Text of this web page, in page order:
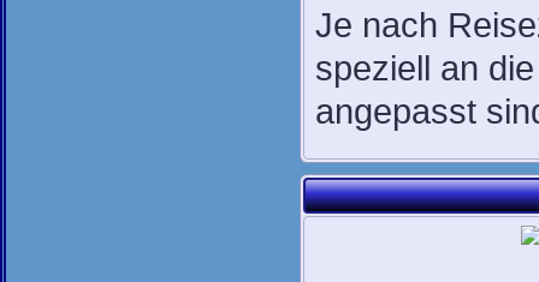
Je nach
speziell an
angepasst